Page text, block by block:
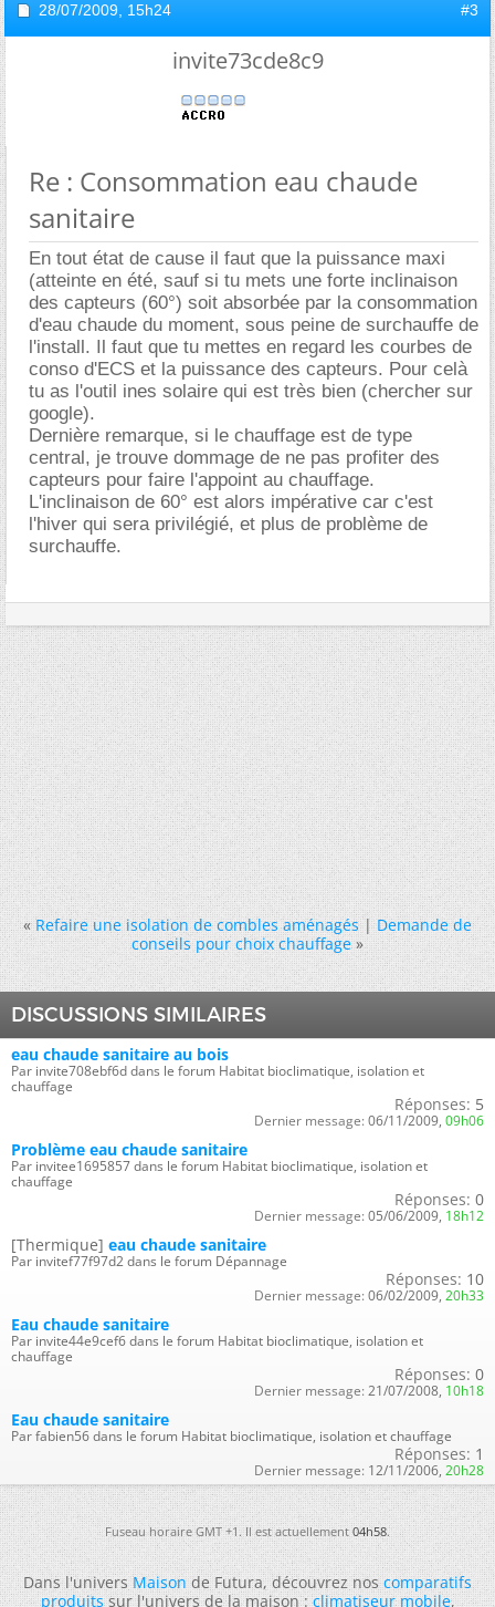
28/07/2009, 15h24 #3
invite73cde8c9
Re : Consommation eau chaude
sanitaire
En tout état de cause il faut que la puissance maxi
(atteinte en été, sauf si tu mets une forte inclinaison
des capteurs (60°) soit absorbée par la consommation
d'eau chaude du moment, sous peine de surchauffe de
l'install. Il faut que tu mettes en regard les courbes de
conso d'ECS et la puissance des capteurs. Pour celà
tu as l'outil ines solaire qui est très bien (chercher sur
google).
Dernière remarque, si le chauffage est de type
central, je trouve dommage de ne pas profiter des
capteurs pour faire l'appoint au chauffage.
L'inclinaison de 60° est alors impérative car c'est
l'hiver qui sera privilégié, et plus de problème de
surchauffe.
« Refaire une isolation de combles aménagés|Demande de
conseils pour choix chauffage »
DISCUSSIONS SIMILAIRES
eau chaude sanitaire au bois
Par invite708ebf6d dans le forum Habitat bioclimatique, isolation et
chauffage
Réponses: 5
Dernier message: 06/11/2009, 09h06
Problème eau chaude sanitaire
Par invitee1695857 dans le forum Habitat bioclimatique, isolation et
chauffage
Réponses: 0
Dernier message: 05/06/2009, 18h12
[Thermique] eau chaude sanitaire
Par invitef77f97d2 dans le forum Dépannage
Réponses: 10
Dernier message: 06/02/2009, 20h33
Eau chaude sanitaire
Par invite44e9cef6 dans le forum Habitat bioclimatique, isolation et
chauffage
Réponses: 0
Dernier message: 21/07/2008, 10h18
Eau chaude sanitaire
Par fabien56 dans le forum Habitat bioclimatique, isolation et chauffage
Réponses: 1
Dernier message: 12/11/2006, 20h28
Fuseau horaire GMT +1. Il est actuellement04h58.
Dans l'universMaisonde Futura, découvrez noscomparatifs
produitssur l'univers de la maison :climatiseur mobile,